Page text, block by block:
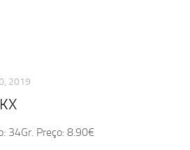
2019
34Gr. Preço: 8.90€